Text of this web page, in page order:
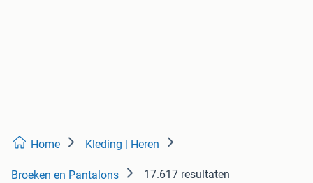
Home Kleding | Heren
Broeken en Pantalons 17.617 resultaten